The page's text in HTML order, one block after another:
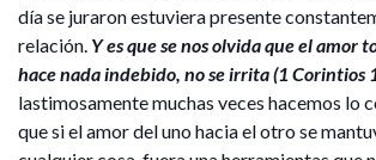
día se juraron estuviera presente
relación. Y es que se nos olvida que el amor
hace nada indebido, no se irrita (1 Corintios
lastimosamente muchas veces hacemos lo
que si el amor del uno hacia el otro se